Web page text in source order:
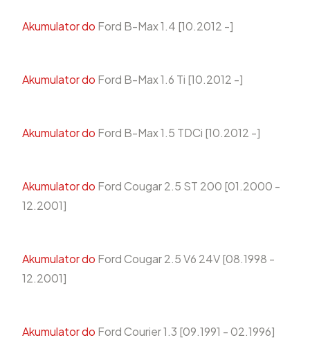
Akumulator do Ford B-Max 1.4 [10.2012 -]
Akumulator do Ford B-Max 1.6 Ti [10.2012 -]
Akumulator do Ford B-Max 1.5 TDCi [10.2012 -]
Akumulator do Ford Cougar 2.5 ST 200 [01.2000 -
12.2001]
Akumulator do Ford Cougar 2.5 V6 24V [08.1998 -
12.2001]
Akumulator do Ford Courier 1.3 [09.1991 - 02.1996]